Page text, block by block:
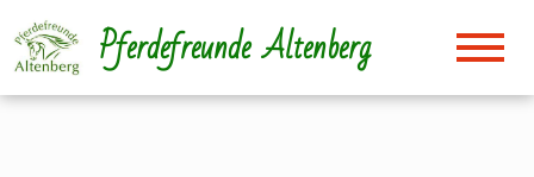
zum
Inhalt
Pferdefreunde Altenberg